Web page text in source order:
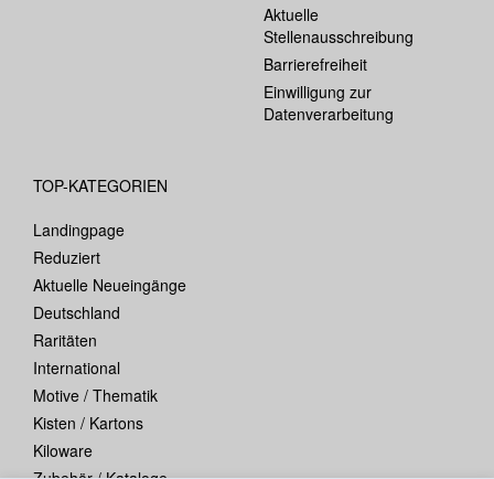
Aktuelle
Stellenausschreibung
Barrierefreiheit
Einwilligung zur
Datenverarbeitung
TOP-KATEGORIEN
Landingpage
Reduziert
Aktuelle Neueingänge
Deutschland
Raritäten
International
Motive / Thematik
Kisten / Kartons
Kiloware